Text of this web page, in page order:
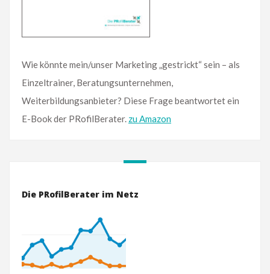
Wie könnte mein/unser Marketing „gestrickt“ sein – als
Einzeltrainer, Beratungsunternehmen,
Weiterbildungsanbieter? Diese Frage beantwortet ein
E-Book der PRofilBerater. zu Amazon
Die PRofilBerater im Netz